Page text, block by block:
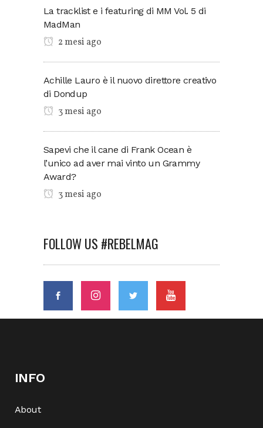
La tracklist e i featuring di MM Vol. 5 di
MadMan
2 mesi ago
Achille Lauro è il nuovo direttore creativo
di Dondup
3 mesi ago
Sapevi che il cane di Frank Ocean è
l’unico ad aver mai vinto un Grammy
Award?
3 mesi ago
FOLLOW US #REBELMAG
INFO
About